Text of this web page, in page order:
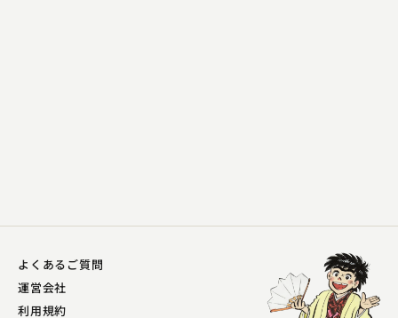
よくあるご質問
運営会社
利用規約